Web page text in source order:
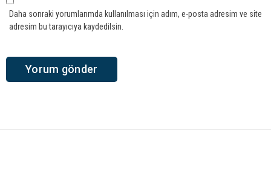
Daha sonraki yorumlarımda kullanılması için adım, e-posta adresim ve site
adresim bu tarayıcıya kaydedilsin.